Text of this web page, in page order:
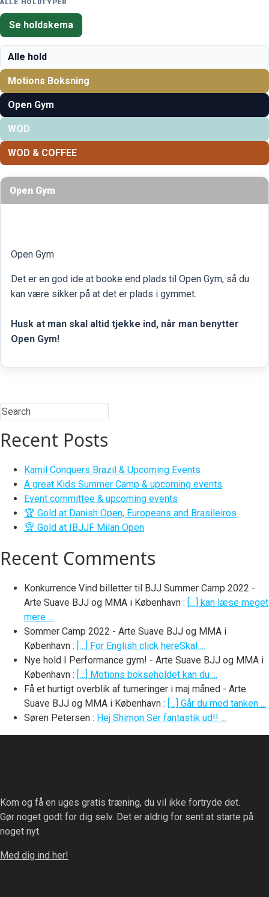
Open Gym
Open Gym
Det er en god ide at booke end plads til Open Gym, så du
kan være sikker på at det er plads i gymmet.
Husk at man skal altid tjekke ind, når man benytter
Open Gym!
ALLE HOLDTYPER
Se holdskema
Alle hold
Motions Boksning
Open Gym
WOD
WOD & COFFEE
Recent Posts
Kamil Conquers Brazil & Upcoming Events
A great Kids Summer Camp & upcoming events
Event committee & upcoming events
🏆 Gold at Danish Open, Europeans and Brasileiros
🏆 Gold at IBJJF Milan Open
Recent Comments
Konkurrence Vind billetter til BJJ Summer Camp 2022 -
Arte Suave BJJ og MMA i København : […] kan læse meget
mere ...
Sommer Camp 2022 - Arte Suave BJJ og MMA i
København : […] For English click hereSkal ...
Nye hold I Performance gym! - Arte Suave BJJ og MMA i
København : […] Motions bokseholdet kan du ...
Få et hurtigt overblik af turneringer i maj måned - Arte
Suave BJJ og MMA i København : […] Går du med tanken ...
Søren Petersen : Hej Shimon Ser fantastik ud!! ...
Kom og få en uges gratis træning, du vil ikke fortryde det.
Gør noget godt for dig selv. Det er aldrig for sent at starte på
noget nyt.
Med dig ind her!